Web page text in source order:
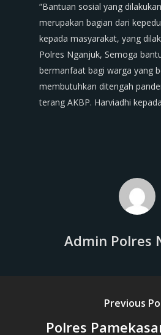
“Bantuan sosial yang
merupakan bagian dari
kepada masyarakat, yang
Polres Nganjuk, Semoga
bermanfaat bagi warga yang
membutuhkan ditengah
terang AKBP. Harviadhi
Admin Polres
Previous
Polres